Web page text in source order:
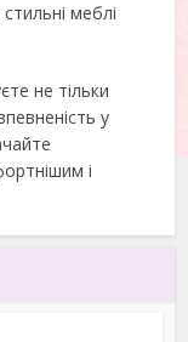
меблі
не тільки
у
і